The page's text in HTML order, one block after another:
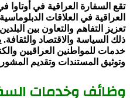
تقع السفارة العراقية في أوتاوا
العراقية في العلاقات
تعزيز التفاهم والتعاون بين
ذلك السياسة والاقتصاد
خدمات للمواطنين العراقيين
وتوثيق المستندات وتقديم
وظائف وخدمات